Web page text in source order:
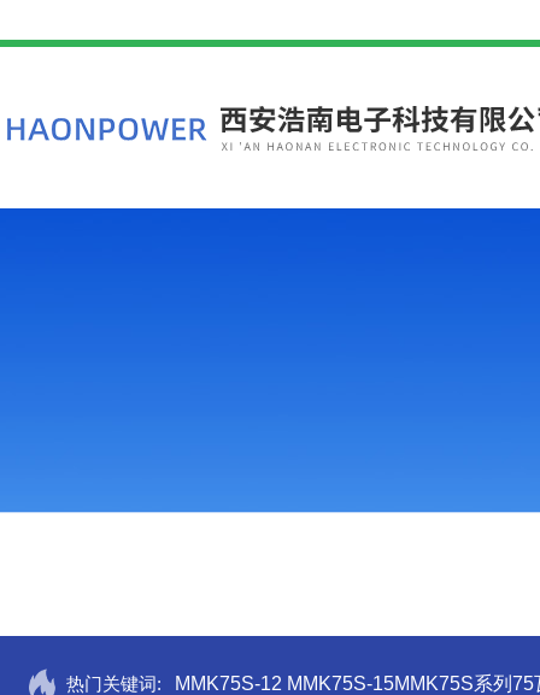
热门关键词: MMK75S-12 MMK75S-15MMK75S系列